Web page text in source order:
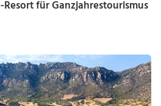
für Ganzjahrestourismus